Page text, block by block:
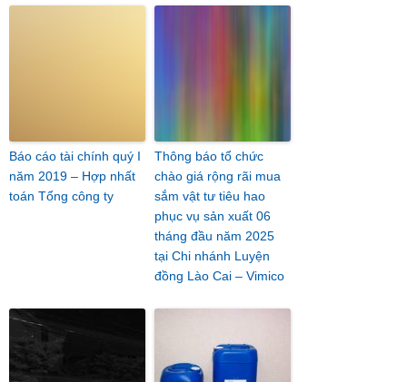
Báo cáo tài chính quý I
năm 2019 – Hợp nhất
toán Tổng công ty
Thông báo tổ chức
chào giá rộng rãi mua
sắm vật tư tiêu hao
phục vụ sản xuất 06
tháng đầu năm 2025
tại Chi nhánh Luyện
đồng Lào Cai – Vimico